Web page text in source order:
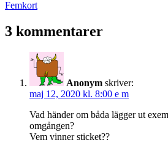
inlägg:
Nästa
Femkort
3 kommentarer
Anonym skriver:
maj 12, 2020 kl. 8:00 e m
Vad händer om båda lägger ut
omgången?
Vem vinner sticket??